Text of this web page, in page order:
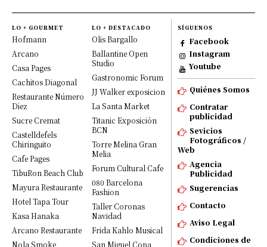
LO + GOURMET
Hofmann
Arcano
Casa Pages
Cachitos Diagonal
Restaurante Número
Diez
Sucre Cremat
Castelldefels
Chiringuito
Cafe Pages
TibuRon Beach Club
Mayura Restaurante
Hotel Tapa Tour
Kasa Hanaka
Arcano Restaurante
Nola Smoke
LO + DESTACADO
Olis Bargallo
Ballantine Open
Studio
Gastronomic Forum
JJ Walker exposicion
La Santa Market
Titanic Exposición
BCN
Torre Melina Gran
Melia
Forum Cultural Cafe
080 Barcelona
Fashion
Taller Coronas
Navidad
Frida Kahlo Musical
San Miguel Copa
SÍGUENOS
Facebook
Instagram
Youtube
Quiénes Somos
Contratar
publicidad
Sevicios
Fotográficos /
Web
Agencia
Publicidad
Sugerencias
Contacto
Aviso Legal
Condiciones de